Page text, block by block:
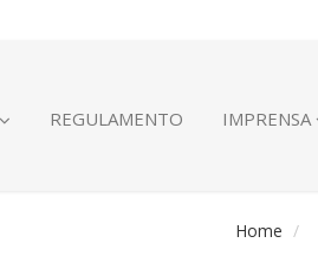
REGULAMENTO IMPRENSA
Home